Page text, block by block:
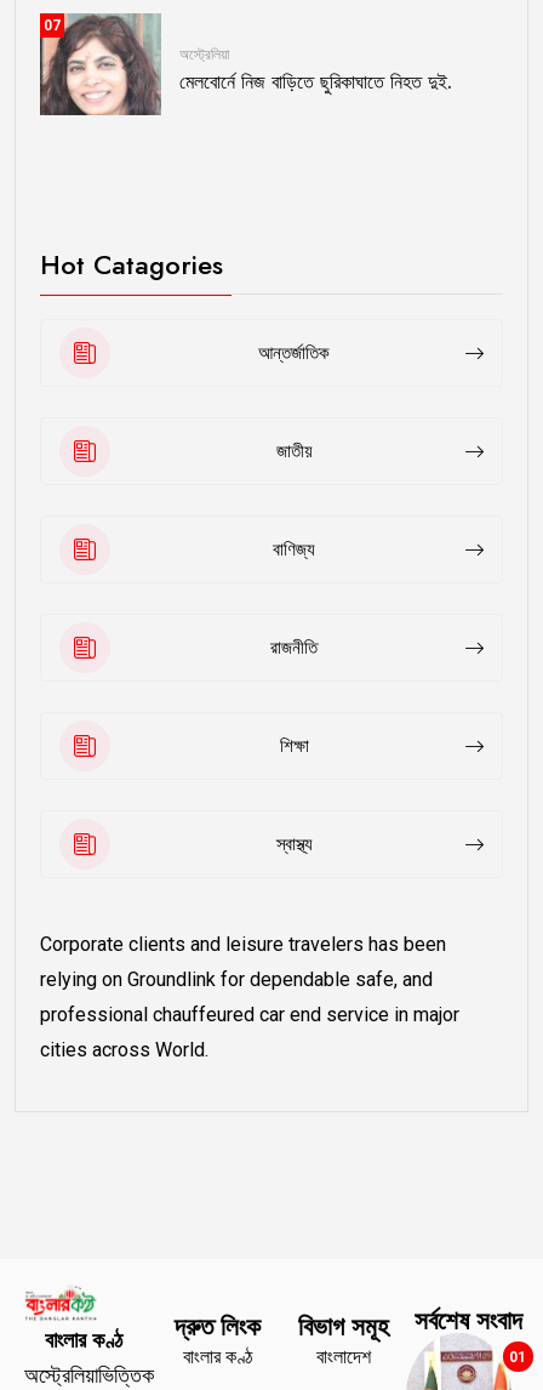
07
অস্ট্রেলিয়া
মেলবোর্নে নিজ বাড়িতে ছুরিকাঘাতে নিহত দুই.
Hot Catagories
আন্তর্জাতিক
জাতীয়
বাণিজ্য
রাজনীতি
শিক্ষা
স্বাস্থ্য
Corporate clients and leisure travelers has been
relying on Groundlink for dependable safe, and
professional chauffeured car end service in major
cities across World.
বাংলার কণ্ঠ
অস্ট্রেলিয়াভিত্তিক
দ্রুত লিংক
বাংলার কণ্ঠ
বিভাগ সমূহ
বাংলাদেশ
সর্বশেষ সংবাদ
01